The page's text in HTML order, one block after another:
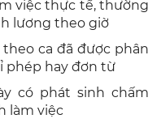
việc thực tế, thường
lương theo giờ
ca đã được phân
phép hay đơn từ
có phát sinh chấm
làm việc